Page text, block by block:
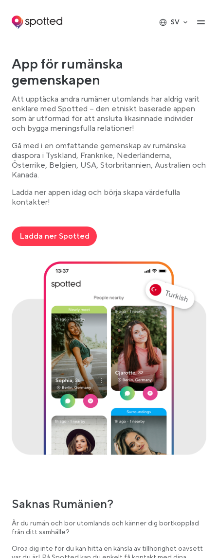
Main navigation
SV
App för rumänska
gemenskapen
Att upptäcka andra rumäner utomlands har aldrig varit
enklare med Spotted – den etniskt baserade appen
som är utformad för att ansluta likasinnade individer
och bygga meningsfulla relationer!
Gå med i en omfattande gemenskap av rumänska
diaspora i Tyskland, Frankrike, Nederländerna,
Österrike, Belgien, USA, Storbritannien, Australien och
Kanada.
Ladda ner appen idag och börja skapa värdefulla
kontakter!
Ladda ner Spotted
Saknas Rumänien?
Är du rumän och bor utomlands och känner dig bortkopplad
från ditt samhälle?
Oroa dig inte för du kan hitta en känsla av tillhörighet oavsett